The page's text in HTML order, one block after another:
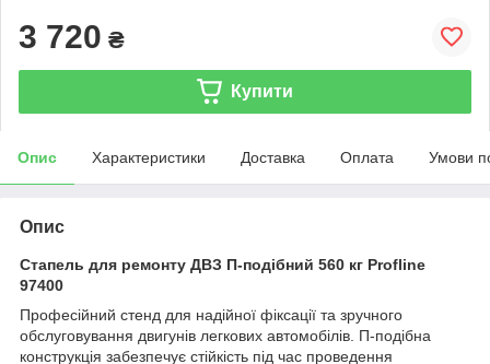
3 720 ₴
Купити
Опис Характеристики Доставка Оплата Умови
Опис
Стапель для ремонту ДВЗ П-подібний 560 кг Profline
97400
Професійний стенд для надійної фіксації та зручного
обслуговування двигунів легкових автомобілів. П-подібна
конструкція забезпечує стійкість під час проведення